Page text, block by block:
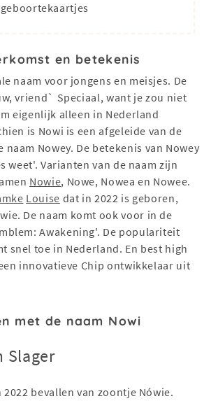
en betekenis
naam voor jongens en meisjes. De
vriend` Speciaal, want je zou niet
eigenlijk alleen in Nederland
is Nowi is een afgeleide van de
naam Nowey. De betekenis van Nowey
weet'. Varianten van de naam zijn
Nowie, Nowe, Nowea en Nowee.
Louise dat in 2022 is geboren,
De naam komt ook voor in de
Awakening'. De populariteit
snel toe in Nederland. En best high
innovatieve Chip ontwikkelaar uit
met de naam Nowi
Slager
2022 bevallen van zoontje Nówie.